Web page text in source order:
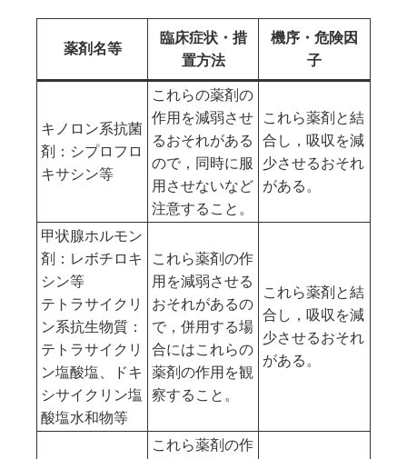
薬剤名等
臨床症状・措
置方法
機序・危険因
子
キノロン系抗菌
剤：シプロフロ
キサシン等
これらの薬剤の
作用を減弱させ
るおそれがある
ので，同時に服
用させないなど
注意すること。
これら薬剤と結
合し，吸収を減
少させるおそれ
がある。
甲状腺ホルモン
剤：レボチロキ
シン等
テトラサイクリ
ン系抗生物質：
テトラサイクリ
ン塩酸塩、ドキ
シサイクリン塩
酸塩水和物等
これら薬剤の作
用を減弱させる
おそれがあるの
で，併用する場
合にはこれらの
薬剤の作用を観
察すること。
これら薬剤と結
合し，吸収を減
少させるおそれ
がある。
これら薬剤の作